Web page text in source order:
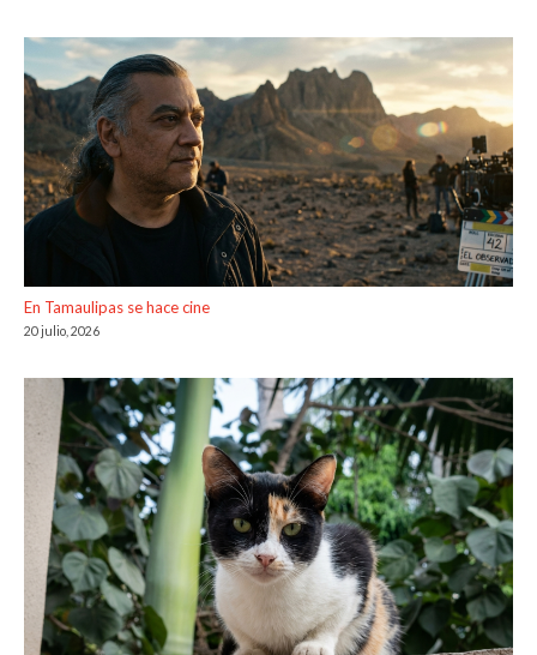
En Tamaulipas se hace cine
20 julio, 2026